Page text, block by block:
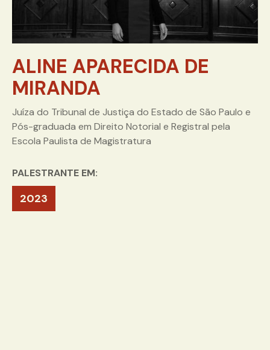
ALINE APARECIDA DE
MIRANDA
Juíza do Tribunal de Justiça do Estado de São Paulo e
Pós-graduada em Direito Notorial e Registral pela
Escola Paulista de Magistratura
PALESTRANTE EM:
2023